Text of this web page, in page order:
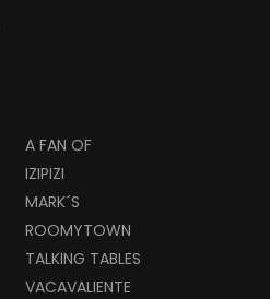
A FAN OF
IZIPIZI
MARK´S
ROOMYTOWN
TALKING TABLES
VACAVALIENTE